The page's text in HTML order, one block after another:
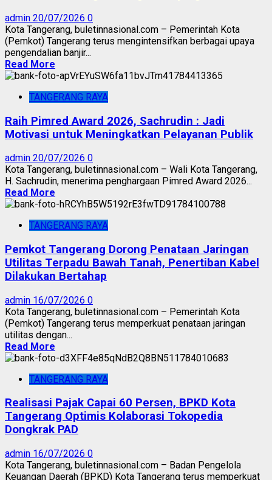
admin 20/07/2026 0
Kota Tangerang, buletinnasional.com – Pemerintah Kota
(Pemkot) Tangerang terus mengintensifkan berbagai upaya
pengendalian banjir...
Read More
TANGERANG RAYA
Raih Pimred Award 2026, Sachrudin : Jadi
Motivasi untuk Meningkatkan Pelayanan Publik
admin 20/07/2026 0
Kota Tangerang, buletinnasional.com – Wali Kota Tangerang,
H. Sachrudin, menerima penghargaan Pimred Award 2026...
Read More
TANGERANG RAYA
Pemkot Tangerang Dorong Penataan Jaringan
Utilitas Terpadu Bawah Tanah, Penertiban Kabel
Dilakukan Bertahap
admin 16/07/2026 0
Kota Tangerang, buletinnasional.com – Pemerintah Kota
(Pemkot) Tangerang terus memperkuat penataan jaringan
utilitas dengan...
Read More
TANGERANG RAYA
Realisasi Pajak Capai 60 Persen, BPKD Kota
Tangerang Optimis Kolaborasi Tokopedia
Dongkrak PAD
admin 16/07/2026 0
Kota Tangerang, buletinnasional.com – Badan Pengelola
Keuangan Daerah (BPKD) Kota Tangerang terus memperkuat